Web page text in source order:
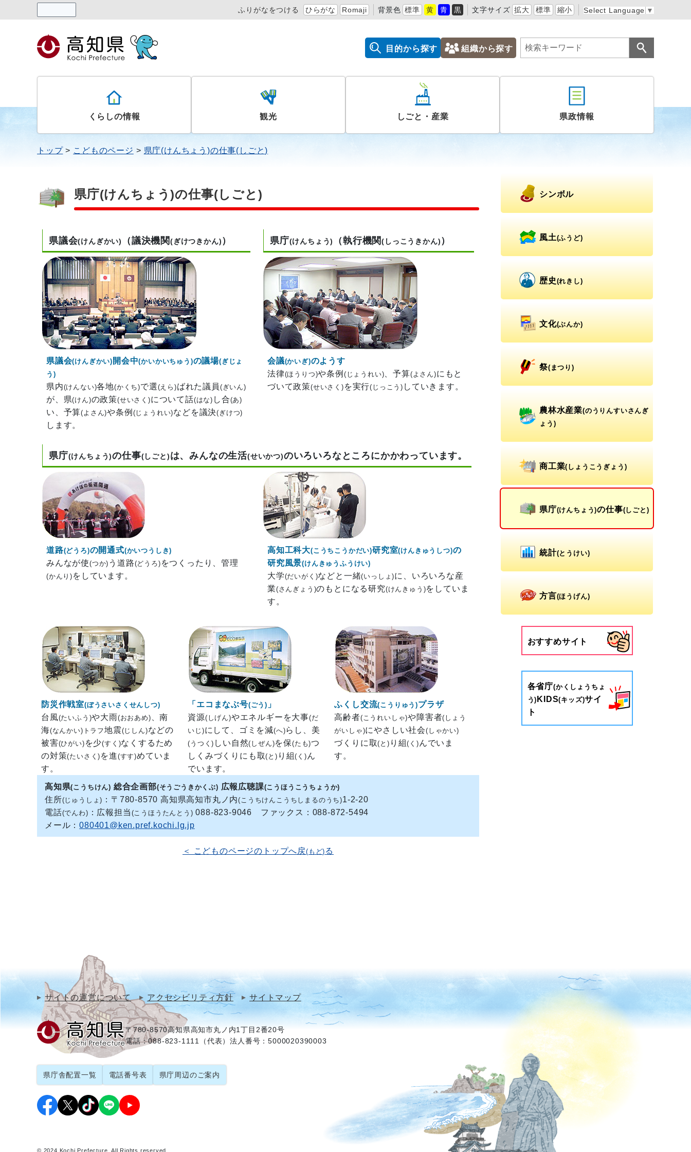
ふりがなをつける ひらがな Romaji 背景色 標準 黄 青 黒 文字サイズ 拡大 標準 縮小 Select Language ▼
目的から探す 組織から探す
くらしの情報 観光 しごと・産業 県政情報
トップ こどものページ 県庁(けんちょう)の仕事(しごと)
県庁(けんちょう)の仕事(しごと)
県議会(けんぎかい) （議決機関(ぎけつきかん)）
県議会(けんぎかい) 開会中(かいかいちゅう)の議場(ぎじょ
う)
県内(けんない)各地(かくち)で選(えら)ばれた議員 (ぎいん)
が、県(けん)の政策(せいさく)について話(はな) し合(あ)
い、予算(よさん)や条例 (じょうれい)などを議決(ぎけつ)
します。
県庁(けんちょう) （執行機関(しっこうきかん)）
会議(かいぎ)のようす
法律(ほうりつ)や条例 (じょうれい) 、予算(よさん)にもと
づいて政策(せいさく) を実行(じっこう) していきます。
県庁(けんちょう)の仕事(しごと)は、みんなの生活(せいかつ)のいろいろなところにかかわっています。
道路(どうろ)の開通式(かいつうしき)
みんなが使(つか) う道路(どうろ) をつくったり、管理
(かんり) をしています。
高知工科大(こうちこうかだい)研究室(けんきゅうしつ)の
研究風景(けんきゅうふうけい)
大学(だいがく)などと一緒(いっしょ)に、いろいろな産
業(さんぎょう)のもとになる研究(けんきゅう)をしていま
す。
防災作戦室(ぼうさいさくせんしつ)
台風(たいふう)や大雨(おおあめ)
、南
海(なんかい)トラフ地震(じしん)などの
被害(ひがい) を少(すく)なくするため
の対策(たいさく) を進(すす)めていま
す。
「エコまなぶ号(ごう) 」
資源(しげん)やエネルギーを大事(だ
いじ)にして、ゴミを減(へ)らし、美
(うつく) しい自然(しぜん)を保(たも)つ
しくみづくりにも取(と) り組(く) ん
でいます。
ふくし交流(こうりゅう)プラザ
高齢者(こうれいしゃ)や障害者(しょう
がいしゃ)にやさしい社会(しゃかい)
づくりに取(と) り組(く) んでいま
す。
高知県(こうちけん) 総合企画部(そうごうきかくぶ) 広報広聴課(こうほうこうちょうか)
住所(じゅうしょ) ：〒780-8570 高知県高知市丸ノ内(こうちけんこうちしまるのうち)1-2-20
電話(でんわ) ：広報担当 (こうほうたんとう) 088-823-9046 ファックス：088-872-5494
メール：080401@ken.pref.kochi.lg.jp
＜ こどものページのトップへ戻(もど) る
シンボル
風土(ふうど)
歴史 (れきし)
文化(ぶんか)
祭(まつり)
農林水産業(のうりんすいさんぎ
ょう)
商工業(しょうこうぎょう)
県庁(けんちょう)の仕事(しごと)
統計(とうけい)
方言(ほうげん)
おすすめサイト
各省庁(かくしょうちょ
う) KIDS(キッズ)サイ
ト
サイトの運営について アクセシビリティ方針 サイトマップ
〒780-8570高知県高知市丸ノ内1丁目2番20号
電話：088-823-1111（代表）法人番号：5000020390003
県庁舎配置一覧 電話番号表 県庁周辺のご案内
© 2024 Kochi Prefecture. All Rights reserved.